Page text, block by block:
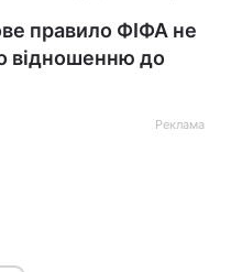
правило ФІФА не
відношенню до
Реклама